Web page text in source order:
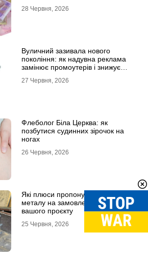
28 Червня, 2026
Вуличний зазивала нового
покоління: як надувна реклама
замінює промоутерів і знижує
27 Червня, 2026
Флеболог Біла Церква: як
позбутися судинних зірочок на
ногах
26 Червня, 2026
Які плюси пропонують вироби із
металу на замовлення для
вашого проєкту
25 Червня, 2026